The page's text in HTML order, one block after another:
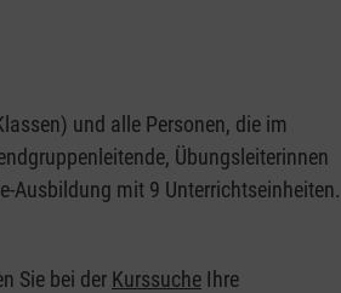
und alle Personen, die im
Übungsleiterinnen
Ausbildung mit 9 Unterrichtseinheiten.
Sie bei der Kurssuche Ihre